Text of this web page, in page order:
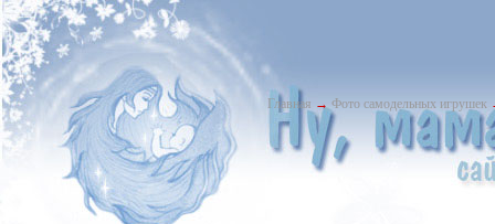
Главная → Фото самодельных игрушек